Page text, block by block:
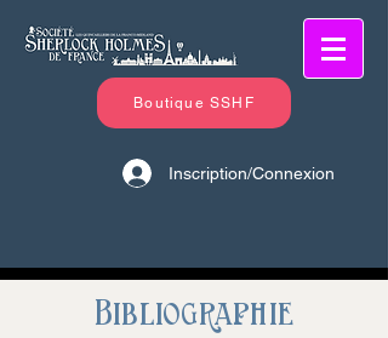
Boutique SSHF
Inscription/Connexion
Bibliographie